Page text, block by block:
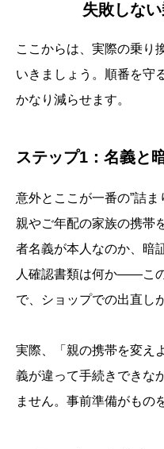
失敗しな
ここからは、実際の乗り
いきましょう。順番を守
かなり減らせます。
ステップ1：名義と
意外とここが一番の”詰
親やご年配の家族の携帯
者名義が本人なのか、暗
人確認書類は何か――こ
で、ショップでの出直し
実際、「親の携帯を変え
義が違って手続きできな
ません。事前準備がもの